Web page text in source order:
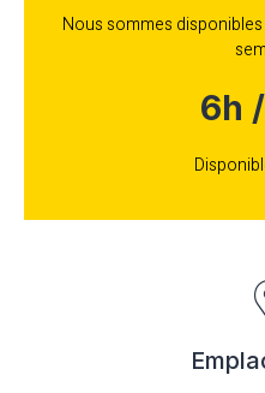
Nous sommes
6h